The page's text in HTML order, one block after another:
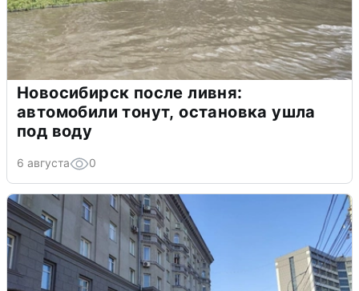
Новосибирск после ливня:
автомобили тонут, остановка ушла
под воду
6 августа 0